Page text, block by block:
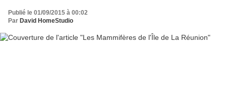
Publié le 01/09/2015 à 00:02
Par David HomeStudio